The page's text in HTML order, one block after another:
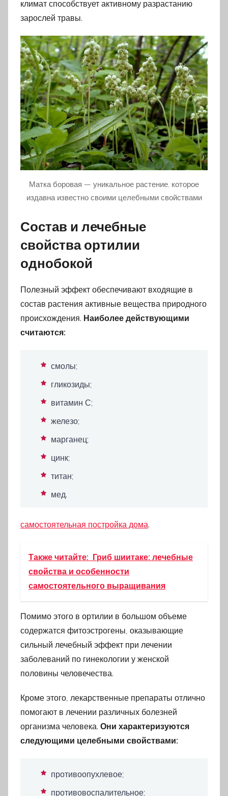
климат способствует активному разрастанию
зарослей травы.
Матка боровая — уникальное растение, которое
издавна известно своими целебными свойствами
Состав и лечебные
свойства ортилии
однобокой
Полезный эффект обеспечивают входящие в
состав растения активные вещества природного
происхождения. Наиболее действующими
считаются:
смолы;
гликозиды;
витамин С;
железо;
марганец;
цинк;
титан;
мед.
самостоятельная постройка дома.
Также читайте: Гриб шиитаке: лечебные
свойства и особенности
самостоятельного выращивания
Помимо этого в ортилии в большом объеме
содержатся фитоэстрогены, оказывающие
сильный лечебный эффект при лечении
заболеваний по гинекологии у женской
половины человечества.
Кроме этого, лекарственные препараты отлично
помогают в лечении различных болезней
организма человека. Они характеризуются
следующими целебными свойствами:
противоопухлевое;
противовоспалительное;